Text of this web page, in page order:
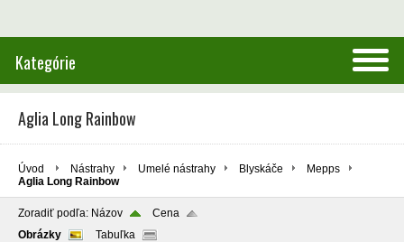
Kategórie
Aglia Long Rainbow
Úvod Nástrahy Umelé nástrahy Blyskáče
Mepps
Aglia Long Rainbow
Zoradiť podľa: Názov
Cena
Obrázky
Tabuľka